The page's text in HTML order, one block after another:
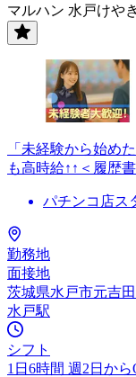
マルハン 水戸けや
「未経験から始め
も高時給↑↑＜履歴
パチンコ店ス
勤務地
面接地
茨城県水戸市元吉
水戸駅
シフト
1日6時間 週2日から